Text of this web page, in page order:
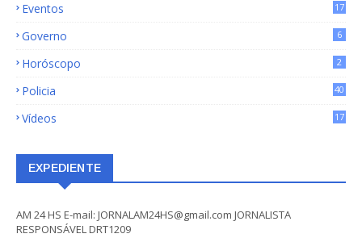
Eventos 17
Governo 6
Horóscopo 2
Policia 40
Vídeos 17
EXPEDIENTE
AM 24 HS E-mail: JORNALAM24HS@gmail.com JORNALISTA
RESPONSÁVEL DRT1209